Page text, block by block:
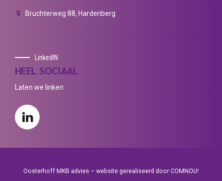
Bruchterweg 88, Hardenberg
LinkedIN
HEEL SOCIAAL
Laten we linken
Oosterhoff MKB advies – website gerealiseerd door COMNOU!